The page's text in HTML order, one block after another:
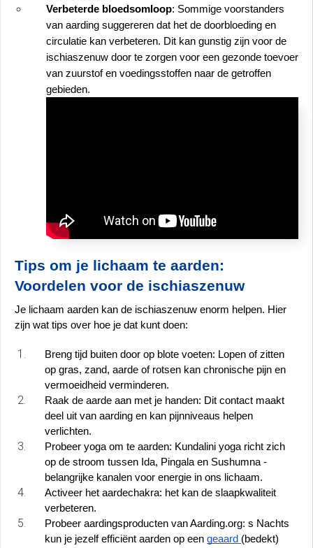
Verbeterde bloedsomloop: Sommige voorstanders
van aarding suggereren dat het de doorbloeding en
circulatie kan verbeteren. Dit kan gunstig zijn voor de
ischiaszenuw door te zorgen voor een gezonde toevoer
van zuurstof en voedingsstoffen naar de getroffen
gebieden.
Tips om je lichaam te aarden:
Voordelen voor de ischiaszenuw
Je lichaam aarden kan de ischiaszenuw enorm helpen. Hier
zijn wat tips over hoe je dat kunt doen:
Breng tijd buiten door op blote voeten: Lopen of zitten
op gras, zand, aarde of rotsen kan chronische pijn en
vermoeidheid verminderen.
Raak de aarde aan met je handen: Dit contact maakt
deel uit van aarding en kan pijnniveaus helpen
verlichten.
Probeer yoga om te aarden: Kundalini yoga richt zich
op de stroom tussen Ida, Pingala en Sushumna -
belangrijke kanalen voor energie in ons lichaam.
Activeer het aardechakra: het kan de slaapkwaliteit
verbeteren.
Probeer aardingsproducten van Aarding.org: s Nachts
kun je jezelf efficiënt aarden op een geaard (bedekt)